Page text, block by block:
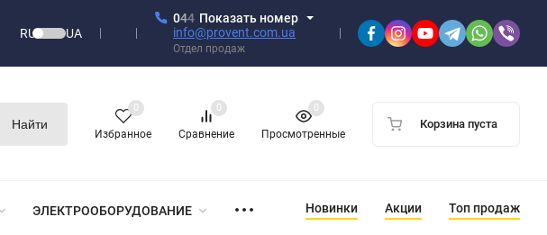
RU UA
044 Показать номер
info@provent.com.ua
Отдел продаж
Найти
Избранное
0
Сравнение
0
Просмотренные
0
Корзина пуста
ЭЛЕКТРООБОРУДОВАНИЕ Новинки Акции Топ продаж